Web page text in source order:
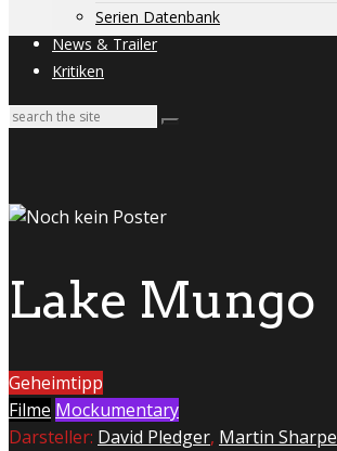
Serien Datenbank
News & Trailer
Kritiken
Lake Mungo
Geheimtipp
Filme Mockumentary
Darsteller: David Pledger, Martin Sharpe